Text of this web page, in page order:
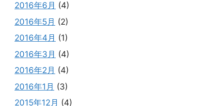
2016年6月 (4)
2016年5月 (2)
2016年4月 (1)
2016年3月 (4)
2016年2月 (4)
2016年1月 (3)
2015年12月 (4)